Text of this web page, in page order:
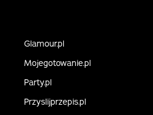
Glamour.pl
Mojegotowanie.pl
Party.pl
Przyslijprzepis.pl